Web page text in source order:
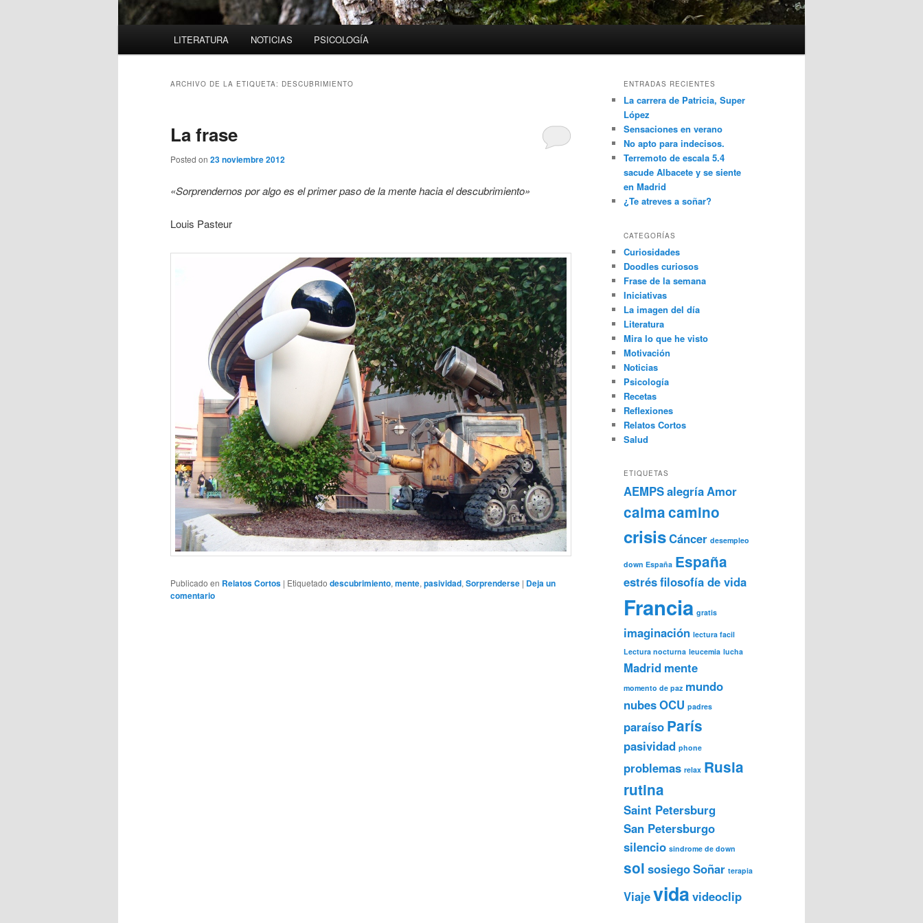
LITERATURA NOTICIAS PSICOLOGÍA
ARCHIVO DE LA ETIQUETA: DESCUBRIMIENTO
La frase
Posted on 23 noviembre 2012
«Sorprendernos por algo es el primer paso de la mente hacia el descubrimiento»
Louis Pasteur
Publicado en Relatos Cortos | Etiquetado descubrimiento, mente, pasividad, Sorprenderse | Deja un
comentario
ENTRADAS RECIENTES
La carrera de Patricia, Super
López
Sensaciones en verano
No apto para indecisos.
Terremoto de escala 5.4
sacude Albacete y se siente
en Madrid
¿Te atreves a soñar?
CATEGORÍAS
Curiosidades
Doodles curiosos
Frase de la semana
Iniciativas
La imagen del día
Literatura
Mira lo que he visto
Motivación
Noticias
Psicología
Recetas
Reflexiones
Relatos Cortos
Salud
ETIQUETAS
AEMPSalegríaAmor
calmacamino
crisisCáncer desempleo
down España España
estrésfilosofía de vida
Francia gratis
imaginación lectura facil
Lectura nocturna leucemia lucha
Madrid mente
momento de paz mundo
nubesOCU padres
paraíso París
pasividad phone
problemas relax Rusia
rutina
Saint Petersburg
San Petersburgo
silencio sindrome de down
sol sosiegoSoñar terapia
Viajevida videoclip